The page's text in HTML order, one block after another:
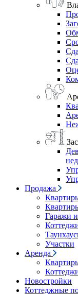
Продажа
Гаражи
Участки
Аренда
Новостройки
Коттеджные